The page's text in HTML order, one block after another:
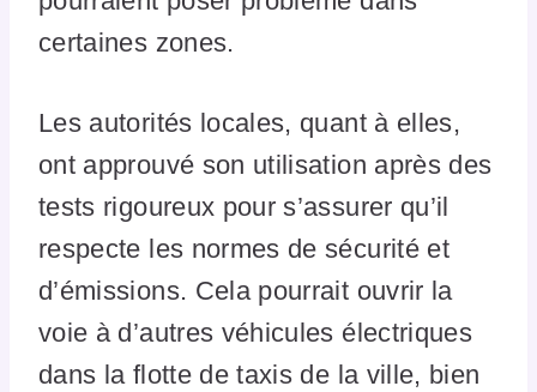
certaines zones.
Les autorités locales, quant à elles,
ont approuvé son utilisation après des
tests rigoureux pour s’assurer qu’il
respecte les normes de sécurité et
d’émissions. Cela pourrait ouvrir la
voie à d’autres véhicules électriques
dans la flotte de taxis de la ville, bien